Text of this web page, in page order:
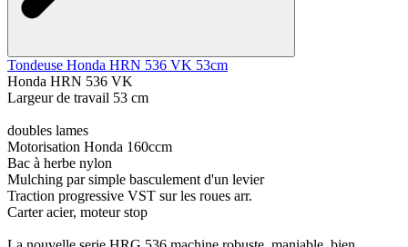
Tondeuse Honda HRN 536 VK 53cm
Honda HRN 536 VK
Largeur de travail 53 cm
doubles lames
Motorisation Honda 160ccm
Bac à herbe nylon
Mulching par simple basculement d'un levier
Traction progressive VST sur les roues arr.
Carter acier, moteur stop